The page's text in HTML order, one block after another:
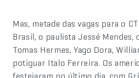
Mas, metade das vagas para o
Brasil, o paulista Jessé Mendes,
Tomas Hermes, Yago Dora,
potiguar Italo Ferreira. Os
festejaram no último dia, com